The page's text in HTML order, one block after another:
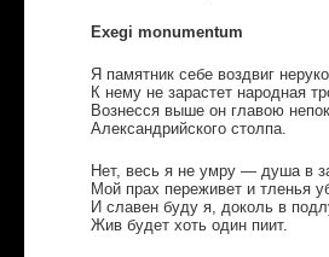
Exegi monumentum
Я памятник себе воздвиг
К нему не зарастет народная
Вознесся выше он главою
Александрийского столпа.
Нет, весь я не умру — душа в
Мой прах переживет и тленья
И славен буду я, доколь в
Жив будет хоть один пиит.